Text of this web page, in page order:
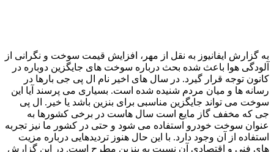
به گزارش ایفانیوز به نقل از مهر، افزایش قیمت سوخت و نگرانی از
آلودگی هوا باعث شده بحث درباره سوخت های جایگزین دوباره در
کانون توجه قرار گیرد. در سال های اخیر نام ال پی جی بارها در
رسانه ها و میان مردم شنیده شده است. بسیاری می پرسند آیا این
سوخت می تواند جایگزین مناسبی برای بنزین باشد یا خیر. ال پی
جی که مخفف گاز مایع است سال هاست در برخی کشورها به
عنوان سوخت خودرو استفاده می شود و حتی در کشور ما نیز تجربه
استفاده از آن وجود دارد. با این حال هنوز تردیدهایی درباره مزیت
های فنی و اقتصادی آن نسبت به بنزین مطرح است. در این گزارش